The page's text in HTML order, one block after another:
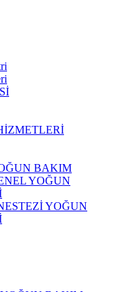
BAKIM
YOĞUN
YOĞUN